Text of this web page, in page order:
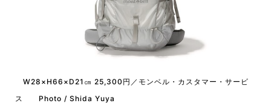
W28×H66×D21㎝ 25,300円／モンベル・カスタマー・サービ
ス Photo / Shida Yuya